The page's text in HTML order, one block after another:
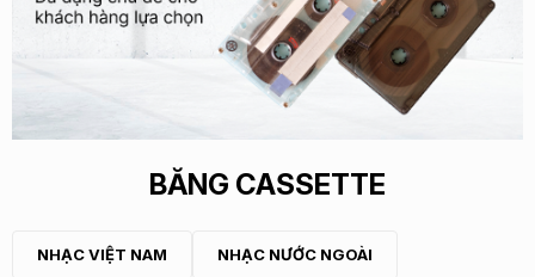
BĂNG CASSETTE
NHẠC VIỆT NAM NHẠC NƯỚC NGOÀI